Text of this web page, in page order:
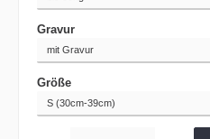
Gravurauswählen
Größeauswählen